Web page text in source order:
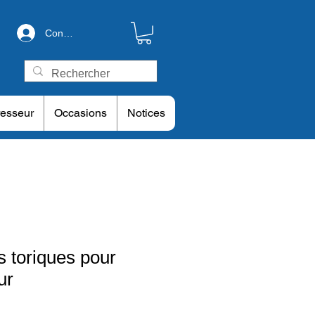
Connexion
Occasions Notices
toriques pour